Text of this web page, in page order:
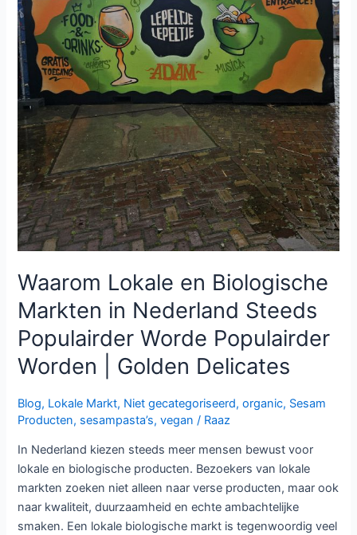
Waarom Lokale en Biologische
Markten in Nederland Steeds
Populairder Worde Populairder
Worden | Golden Delicates
Blog, Lokale Markt, Niet gecategoriseerd,organic, Sesam
Producten, sesampasta’s,vegan / Raaz
In Nederland kiezen steeds meer mensen bewust voor
lokale en biologische producten. Bezoekers van lokale
markten zoeken niet alleen naar verse producten, maar ook
naar kwaliteit, duurzaamheid en echte ambachtelijke
smaken. Een lokale biologische markt is tegenwoordig veel
Worde
Populairder
Worden
|
Golden
Delicates